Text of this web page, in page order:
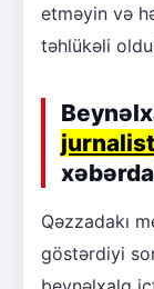
etməyin və
təhlükəli
jurnalist
Qəzzadakı
göstərdiyi